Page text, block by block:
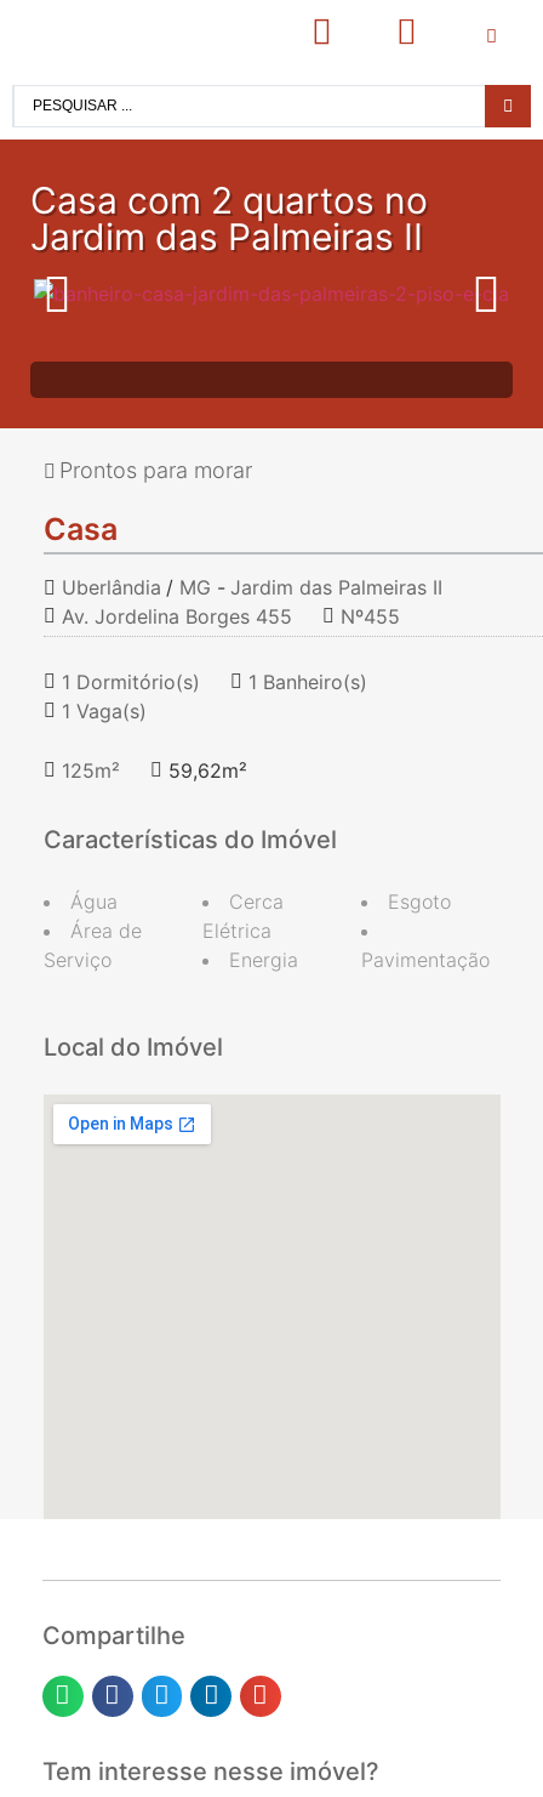
Casa com 2 quartos no
Jardim das Palmeiras II
Prontos para morar
Casa
Uberlândia / MG - Jardim das Palmeiras II
Av. Jordelina Borges 455
Nº455
1 Dormitório(s)
1 Banheiro(s)
1 Vaga(s)
125m² 59,62m²
Características do Imóvel
Água
Área de
Serviço
Cerca
Elétrica
Energia
Esgoto
Pavimentação
Local do Imóvel
Compartilhe
Tem interesse nesse imóvel?